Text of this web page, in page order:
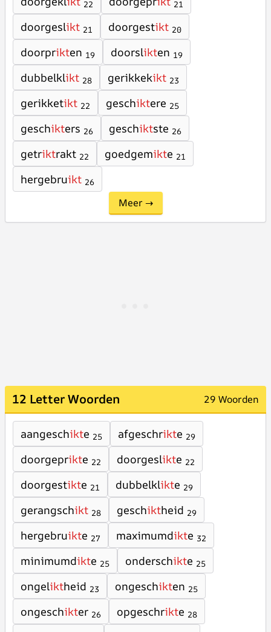
22 21
doorgeslikt 21 doorgestikt 20
doorprikten 19 doorslikten 19
dubbelklikt 28 gerikkekikt 23
gerikketikt 22 geschiktere 25
geschikters 26 geschiktste 26
getriktrakt 22 goedgemikte 21
hergebruikt 26
Meer →
12 Letter Woorden 29 Woorden
aangeschikte 25 afgeschrikte 29
doorgeprikte 22 doorgeslikte 22
doorgestikte 21 dubbelklikte 29
gerangschikt 28 geschiktheid 29
hergebruikte 27 maximumdikte 32
minimumdikte 25 onderschikte 25
ongeliktheid 23 ongeschikten 25
ongeschikter 26 opgeschrikte 28